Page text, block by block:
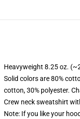
Heavyweight 8.25 oz.
Solid colors are 80%
cotton, 30% polyester.
Crew neck sweatshirt
Note: If you like your